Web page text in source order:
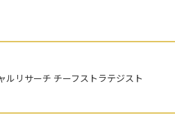
ルリサーチ チーフストラテジスト